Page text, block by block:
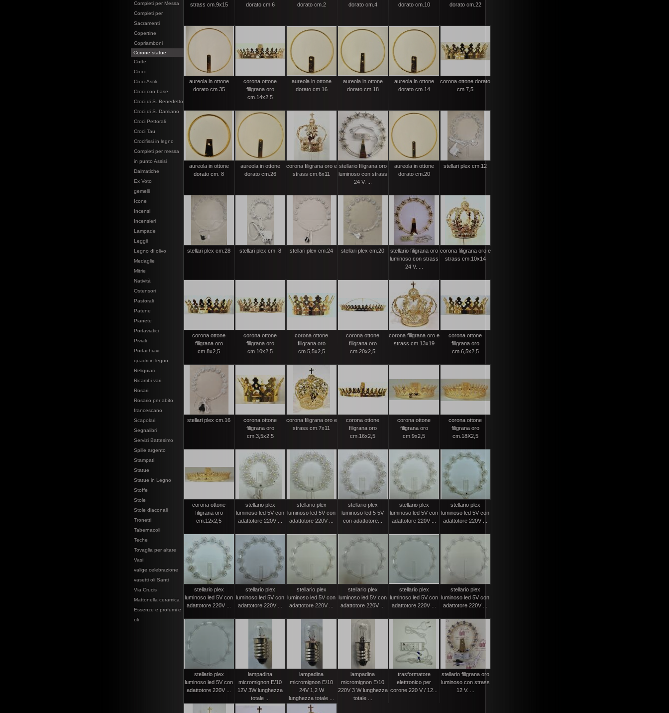
Completi per Messa
Completi per
Sacramenti
Copertine
Copriamboni
Corone statue
Cotte
Croci
Croci Astili
Croci con base
Croci di S. Benedetto
Croci di S. Damiano
Croci Pettorali
Croci Tau
Crocifissi in legno
Completi per messa
in punto Assisi
Dalmatiche
Ex Voto
gemelli
Icone
Incensi
Incensieri
Lampade
Leggii
Legno di olivo
Medaglie
Mitrie
Natività
Ostensori
Pastorali
Patene
Pianete
Portaviatici
Piviali
Portachiavi
quadri in legno
Reliquiari
Ricambi vari
Rosari
Rosario per abito
francescano
Scapolari
Segnalibri
Servizi Battesimo
Spille argento
Stampati
Statue
Statue in Legno
Stoffe
Stole
Stole diaconali
Tronetti
Tabernacoli
Teche
Tovaglia per altare
Vasi
valige celebrazione
vasetti oli Santi
Via Crucis
Mattonella ceramica
Essenze e profumi e
oli
strass cm.9x15
dorato cm.6
dorato cm.2
dorato cm.4
dorato cm.10
dorato cm.22
aureola in ottone
dorato cm.35
corona ottone
filigrana oro
cm.14x2,5
aureola in ottone
dorato cm.16
aureola in ottone
dorato cm.18
aureola in ottone
dorato cm.14
corona ottone dorato
cm.7,5
aureola in ottone
dorato cm. 8
aureola in ottone
dorato cm.26
corona filigrana oro e
strass cm.6x11
stellario filigrana oro
luminoso con strass
24 V. ...
aureola in ottone
dorato cm.20
stellari plex cm.12
stellari plex cm.28 stellari plex cm. 8 stellari plex cm.24 stellari plex cm.20
stellario filigrana oro
luminoso con strass
24 V. ...
corona filigrana oro e
strass cm.10x14
corona ottone
filigrana oro
cm.8x2,5
corona ottone
filigrana oro
cm.10x2,5
corona ottone
filigrana oro
cm.5,5x2,5
corona ottone
filigrana oro
cm.20x2,5
corona filigrana oro e
strass cm.13x19
corona ottone
filigrana oro
cm.6,5x2,5
stellari plex cm.16
corona ottone
filigrana oro
cm.3,5x2,5
corona filigrana oro e
strass cm.7x11
corona ottone
filigrana oro
cm.16x2,5
corona ottone
filigrana oro
cm.9x2,5
corona ottone
filigrana oro
cm.18X2,5
corona ottone
filigrana oro
cm.12x2,5
stellario plex
luminoso led 5V con
adattotore 220V ...
stellario plex
luminoso led 5V con
adattotore 220V ...
stellario plex
luminoso led 5 5V
con adattotore...
stellario plex
luminoso led 5V con
adattotore 220V ...
stellario plex
luminoso led 5V con
adattotore 220V ...
stellario plex
luminoso led 5V con
adattotore 220V ...
stellario plex
luminoso led 5V con
adattotore 220V ...
stellario plex
luminoso led 5V con
adattotore 220V ...
stellario plex
luminoso led 5V con
adattotore 220V ...
stellario plex
luminoso led 5V con
adattotore 220V ...
stellario plex
luminoso led 5V con
adattotore 220V ...
stellario plex
luminoso led 5V con
adattotore 220V ...
lampadina
micromignon E/10
12V 3W lunghezza
totale ...
lampadina
micromignon E/10
24V 1,2 W
lunghezza totale ...
lampadina
micromignon E/10
220V 3 W lunghezza
totale ...
trasformatore
elettronico per
corone 220 V / 12...
stellario filigrana oro
luminoso con strass
12 V. ...